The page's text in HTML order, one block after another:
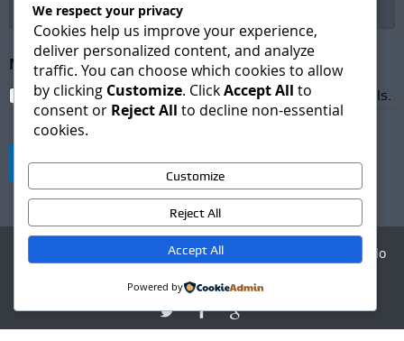
e
s
t
e
Newsletter Subscription*
I agree to receive newsletters and promotional emails.
Suscribirse
Agencia Digital - Desarrollo
We respect your privacy
Cookies help us improve your experience,
deliver personalized content, and analyze
traffic. You can choose which cookies to allow
by clicking Customize. ClickAccept All to
consent or Reject All to decline non-essential
cookies.
Customize
Reject All
Accept All
Powered by